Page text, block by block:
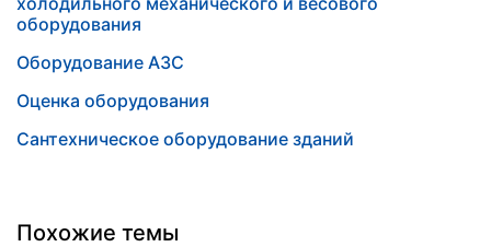
оборудования
Оборудование АЗС
Оценка оборудования
Сантехническое оборудование зданий
Похожие темы